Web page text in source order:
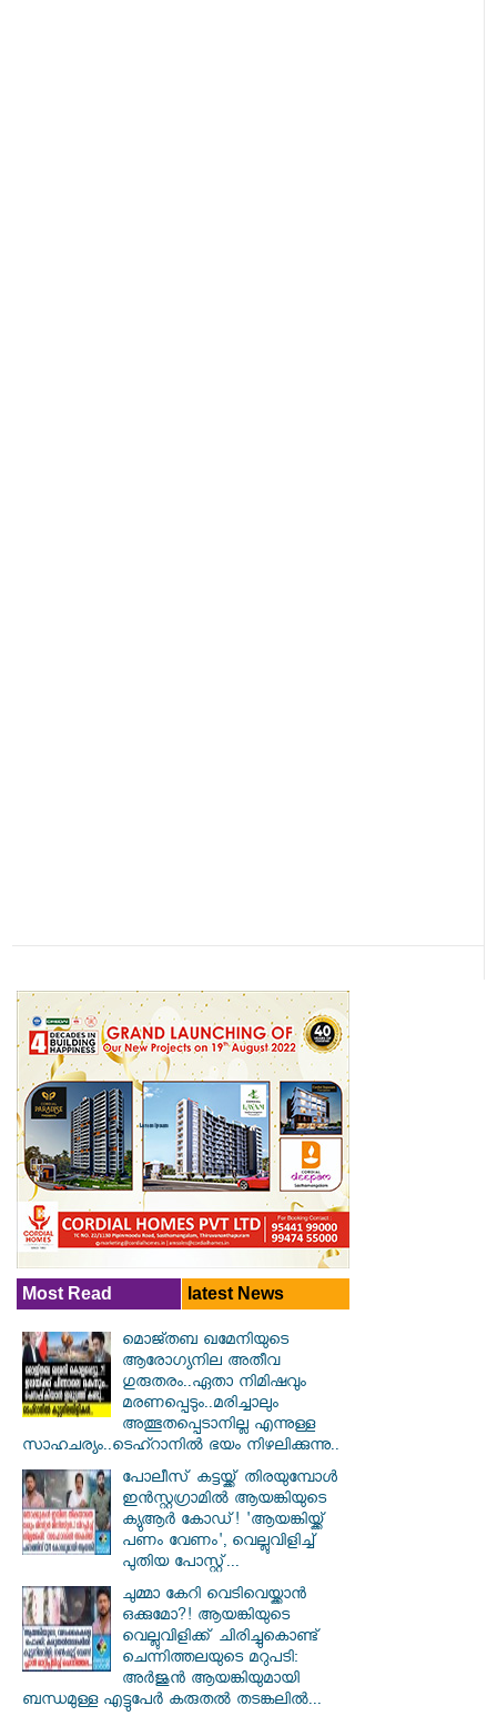
Most Read latest News
മൊജ്തബ ഖമേനിയുടെ
ആരോഗ്യനില അതീവ
ഗുരുതരം..ഏതാ നിമിഷവും
മരണപ്പെടും..മരിച്ചാലും
അത്ഭുതപ്പെടാനില്ല എന്നുള്ള
സാഹചര്യം..ടെഹ്റാനിൽ ഭയം നിഴലിക്കുന്നു..
പോലീസ് കട്ടയ്ക്ക് തിരയുമ്പോൾ
ഇൻസ്റ്റഗ്രാമിൽ ആയങ്കിയുടെ
ക്യുആർ കോഡ്! 'ആയങ്കിയ്ക്ക്
പണം വേണം', വെല്ലുവിളിച്ച്
പുതിയ പോസ്റ്റ്...
ചുമ്മാ കേറി വെടിവെയ്ക്കാൻ
ഒക്കുമോ?! ആയങ്കിയുടെ
വെല്ലുവിളിക്ക് ചിരിച്ചുകൊണ്ട്
ചെന്നിത്തലയുടെ മറുപടി:
അർജുൻ ആയങ്കിയുമായി
ബന്ധമുള്ള എട്ടുപേർ കരുതൽ തടങ്കലിൽ...